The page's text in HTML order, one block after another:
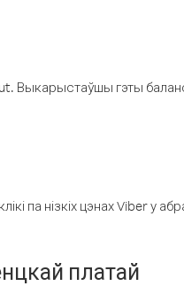
Выкарыстаўшы гэты
па нізкіх цэнах Viber у
платай